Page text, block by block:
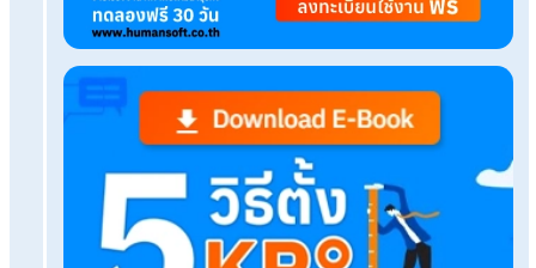
ใช้ได้เลย
เตรียมเปิดรับสมัครพนักงานใหม่ HR ต้องจัดเตรียมอ
บ้าง?
เปิดรีวิวจริงก่อนและหลังใช้โปรแกรม HR Online แบ